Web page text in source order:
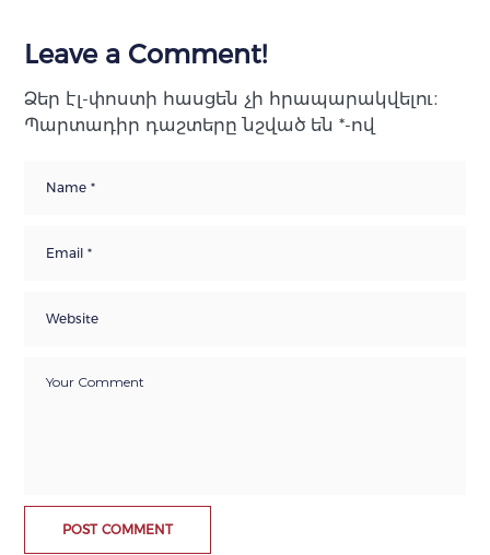
Leave a Comment!
Ձեր էլ-փոստի հասցեն չի հրապարակվելու։
Պարտադիր դաշտերը նշված են*-ով